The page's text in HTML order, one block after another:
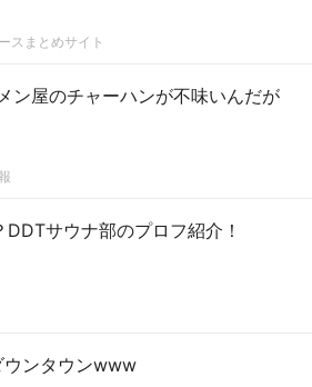
スまとめサイト
ン屋のチャーハンが不味いんだが
サウナ部のプロフ紹介！
ウンタウンwww